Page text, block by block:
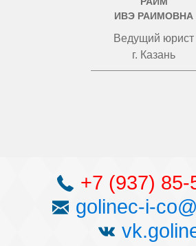
ИВЭ РАИМОВНА
Ведущий юрист
г. Казань
+7 (937) 85-
golinec-i-